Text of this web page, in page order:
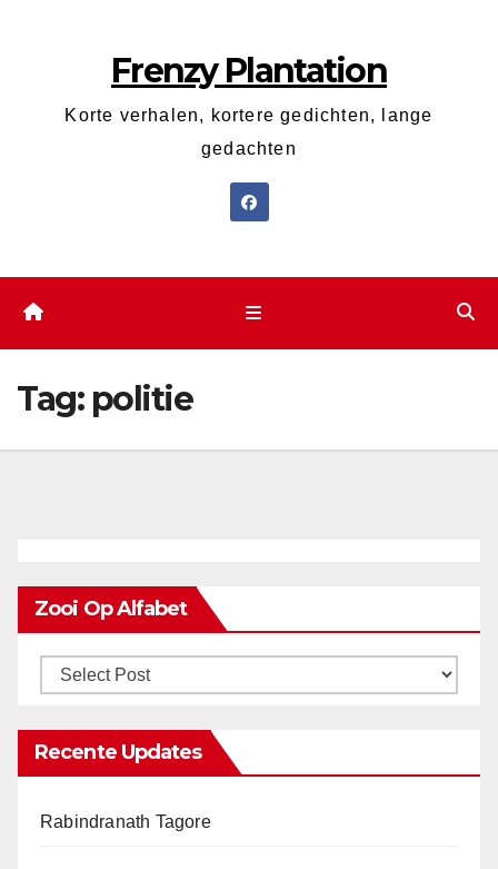
Frenzy Plantation
Korte verhalen, kortere gedichten, lange
gedachten
Tag: politie
Zooi Op Alfabet
Recente Updates
Rabindranath Tagore